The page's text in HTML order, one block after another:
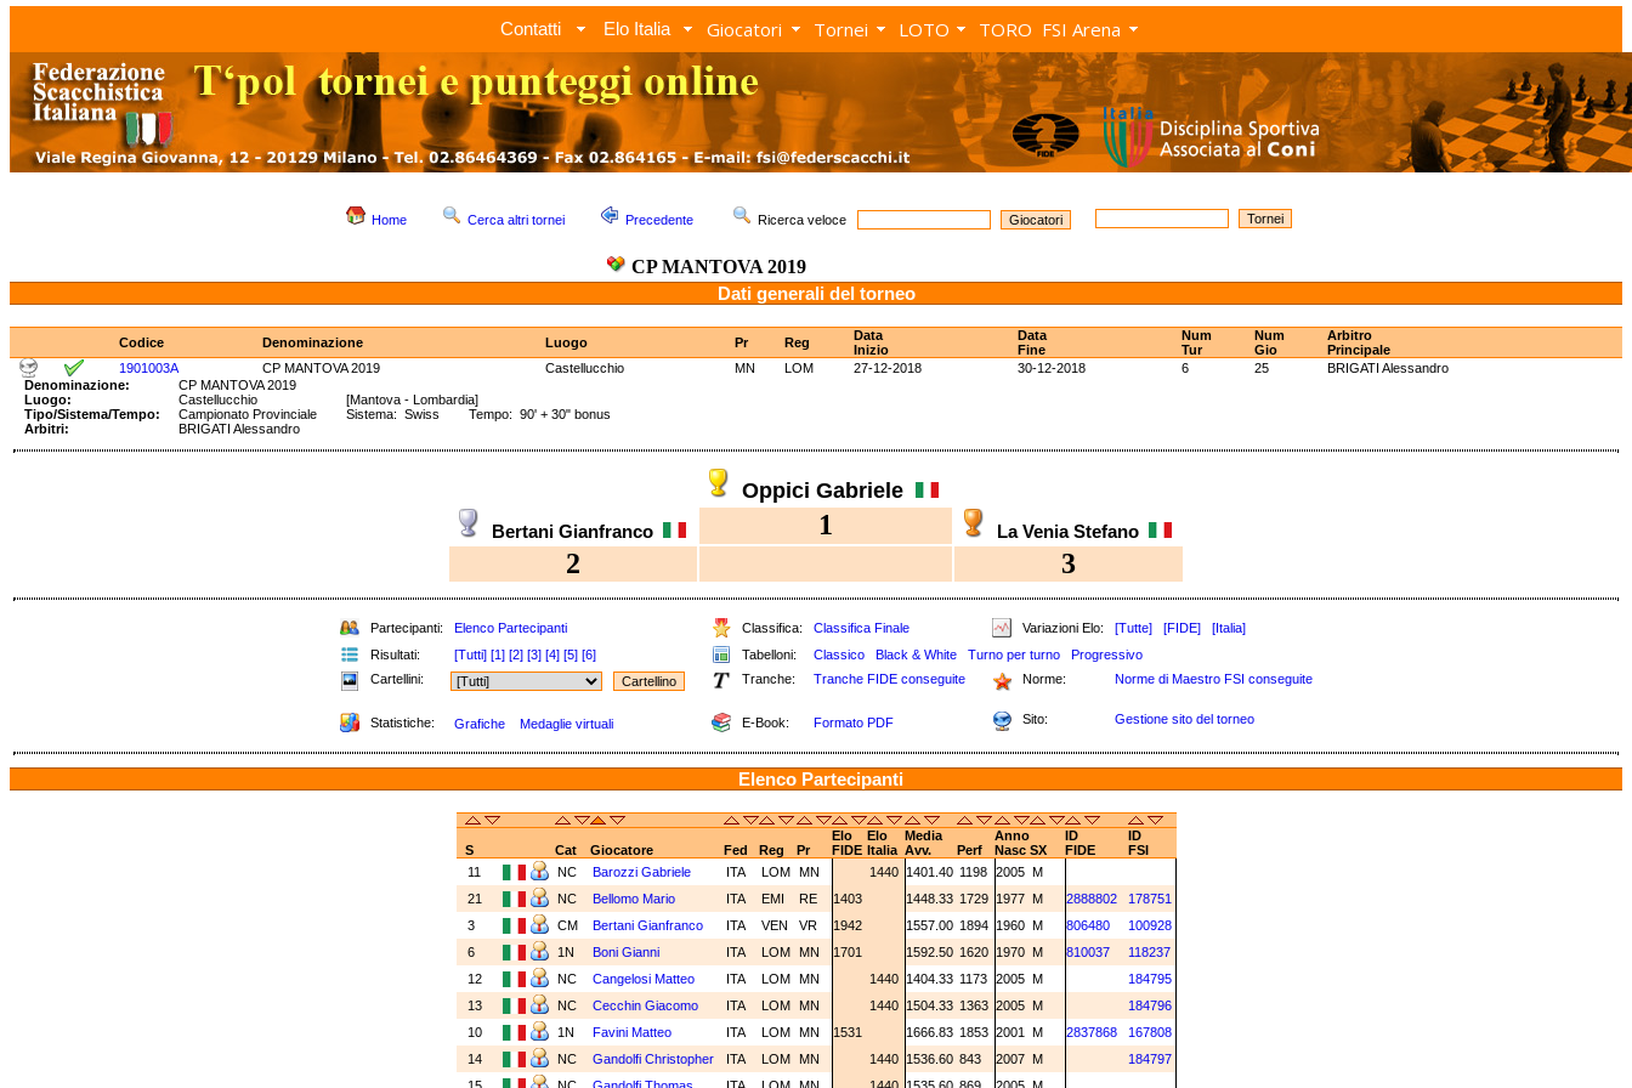
Contatti Elo Italia Giocatori Tornei LOTO TORO FSI Arena
Home Cerca altri tornei Precedente Ricerca veloce
CP MANTOVA 2019
Dati generali del torneo
Codice Denominazione Luogo Pr Reg
Data
Inizio
Data
Fine
Num
Tur
Num
Gio
Arbitro
Principale
1901003A
CP MANTOVA 2019 Castellucchio MN LOM 27-12-2018 30-12-2018 6 25
BRIGATI Alessandro
Denominazione:
CP MANTOVA 2019
Luogo:
Castellucchio
[Mantova - Lombardia]
Tipo/Sistema/Tempo:
Campionato Provinciale Sistema: Swiss Tempo: 90' + 30" bonus
Arbitri:
BRIGATI Alessandro
Oppici Gabriele
Bertani Gianfranco 1 La Venia Stefano
2 3
Partecipanti: Elenco Partecipanti Classifica: Classifica Finale Variazioni Elo: [Tutte] [FIDE]
[Italia]
Risultati:
[Tutti] [1] [2] [3] [4] [5] [6] Tabelloni: Classico Black & White Turno per turno
Progressivo
Cartellini:
Tranche: Tranche FIDE conseguite Norme: Norme di Maestro FSI conseguite
Statistiche: Grafiche Medaglie virtuali E-Book: Formato PDF Sito: Gestione sito del torneo
Elenco Partecipanti
Elo Elo Media Anno ID
ID
S
Cat Giocatore Fed Reg Pr FIDE Italia Avv. Perf Nasc SX FIDE
FSI
11
NC Barozzi Gabriele ITA LOM MN 1440 1401.40 1198 2005 M
21
NC Bellomo Mario ITA EMI RE 1403 1448.33 1729 1977 M 2888802
178751
3
CM Bertani Gianfranco ITA VEN VR 1942 1557.00 1894 1960 M 806480
100928
6
1N Boni Gianni ITA LOM MN 1701 1592.50 1620 1970 M 810037
118237
12
NC Cangelosi Matteo ITA LOM MN 1440 1404.33 1173 2005 M
184795
13
NC Cecchin Giacomo ITA LOM MN 1440 1504.33 1363 2005 M
184796
10
1N Favini Matteo ITA LOM MN 1531 1666.83 1853 2001 M 2837868
167808
14
NC Gandolfi Christopher ITA LOM MN 1440 1536.60 843 2007 M
184797